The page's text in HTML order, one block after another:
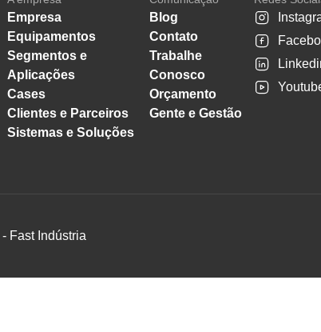
Empresa
Equipamentos
Segmentos e
Aplicações
Cases
Clientes e Parceiros
Sistemas e Soluções
Blog
Contato
Trabalhe
Conosco
Orçamento
Gente e Gestão
- Fast Indústria